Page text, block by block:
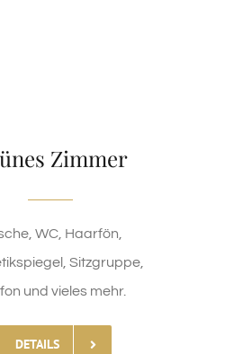
Zimmer
WC, Haarfön,
Sitzgruppe,
und vieles mehr.
DETAILS